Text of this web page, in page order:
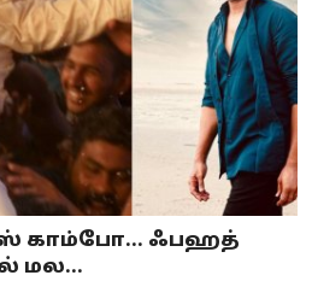
காம்போ… ஃபஹத்
மல...